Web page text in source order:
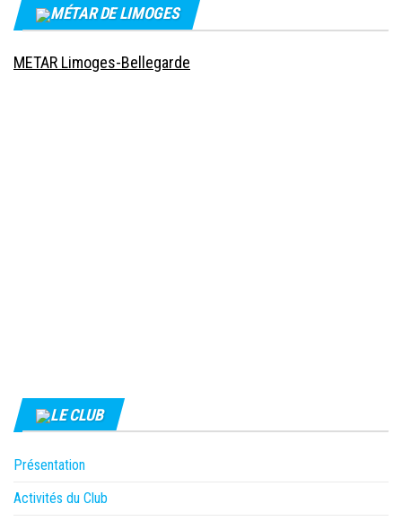
MÉTAR DE LIMOGES
METAR Limoges-Bellegarde
LE CLUB
Présentation
Activités du Club